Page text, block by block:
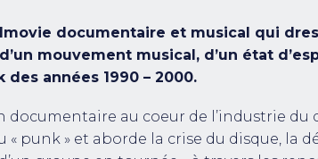
documentaire et musical qui
mouvement musical, d’un état
années 1990 – 2000.
documentaire au coeur de l’industrie du
« punk » et aborde la crise du disque, la